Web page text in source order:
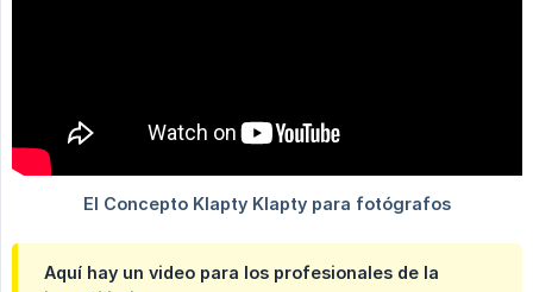
Aquí hay un video para los profesionales de la